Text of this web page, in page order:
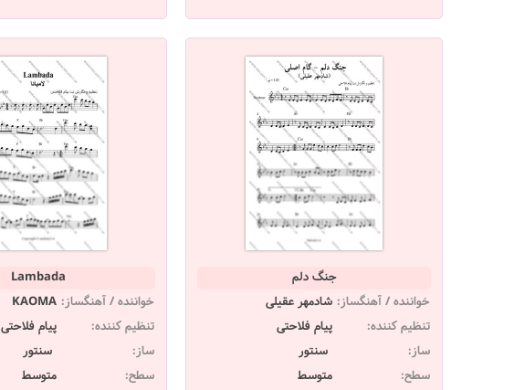
جنگ دلم
خواننده / آهنگساز: شادمهر عقیلی
تنظیم کننده:
پیام فلاحتی
ساز:
سنتور
سطح:
متوسط
Lambada
خواننده / آهنگساز: KAOMA
تنظیم کننده:
پیام فلاحتی
ساز:
سنتور
سطح:
متوسط